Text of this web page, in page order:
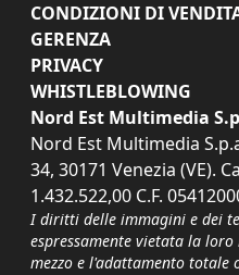
CONDIZIONI DI
GERENZA
PRIVACY
WHISTLEBLOWING
Nord Est Multimedia
Nord Est Multimedia
34, 30171 Venezia (VE).
1.432.522,00 C.F.
I diritti delle immagini e dei
espressamente vietata la
mezzo e l'adattamento totale